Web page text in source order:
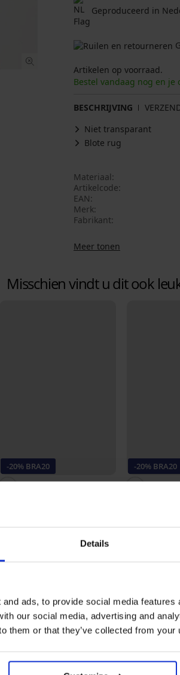
Details
ads, to provide social media
our social media, advertising and
them or that they’ve collected from
Geproduceerd in
Artikelen op voorraad.
Bestel vandaag nog en
BESCHRIJVING
Niet transparant
Blote rug
Materiaal
Artikelcode
EAN
Merk
Fabrikant
Meer tonen
Misschien vindt u dit ook
-20% BRA20 -20% BRA20
Ontdek vergelijkbare